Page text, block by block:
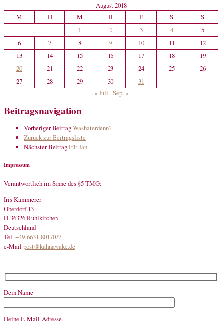
August 2018
M
D M D F S
S
1
2 3 4
5
6
7 8 9 10 11
12
13
14 15 16 17 18
19
20
21 22 23 24 25
26
27
28 29 30
31
« Juli
Sep. »
Beitragsnavigation
Vorheriger BeitragWashaterdenn?
Zurück zur Beitragsliste
Nächster BeitragFür Jan
Impressum
Verantwortlich im Sinne des §5 TMG:
Iris Kammerer
Oberdorf 13
D-36326 Ruhlkirchen
Deutschland
Tel. +49-6631-8017077
e-Mail post@kahnawake.de
Dein Name
Deine E-Mail-Adresse